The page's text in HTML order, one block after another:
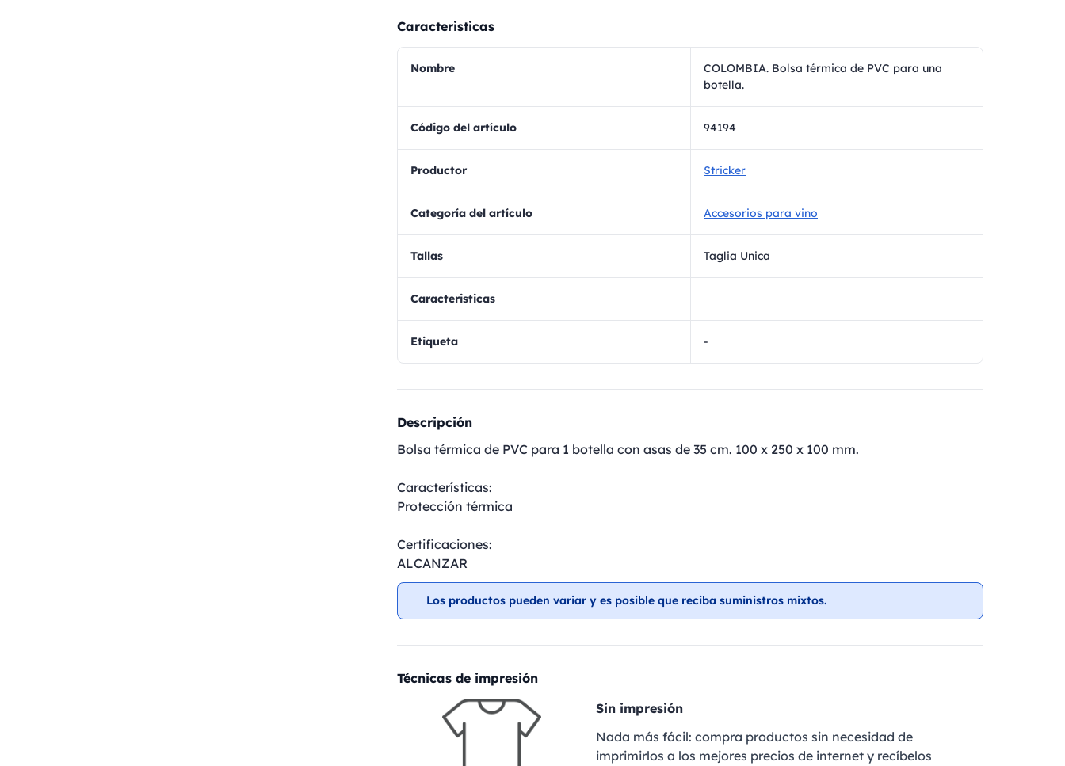
Caracteristicas
Nombre
COLOMBIA. Bolsa térmica de PVC para una
botella.
Código del artículo 94194
Productor Stricker
Categoría del artículo Accesorios para vino
Tallas Taglia Unica
Caracteristicas
Etiqueta -
Descripción
Bolsa térmica de PVC para 1 botella con asas de 35 cm. 100 x 250 x 100 mm.
Características:
Protección térmica
Certificaciones:
ALCANZAR
Los productos pueden variar y es posible que reciba suministros mixtos.
Técnicas de impresión
Sin impresión
Nada más fácil: compra productos sin necesidad de
imprimirlos a los mejores precios de internet y recíbelos